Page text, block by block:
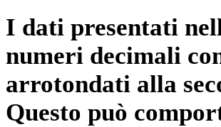
I dati presentati
numeri decimali
arrotondati alla
Questo può